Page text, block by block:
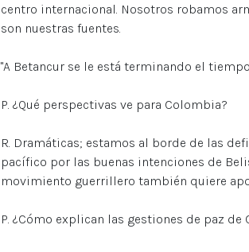
centro internacional. Nosotros robamos
son nuestras fuentes.
"A Betancur se le está terminando el
P. ¿Qué perspectivas ve para Colombia?
R. Dramáticas; estamos al borde de las
pacífico por las buenas intenciones de
movimiento guerrillero también quiere
P. ¿Cómo explican las gestiones de paz